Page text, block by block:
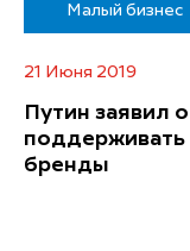
Малый бизнес
21 Июня 2019
Путин заявил
бренды